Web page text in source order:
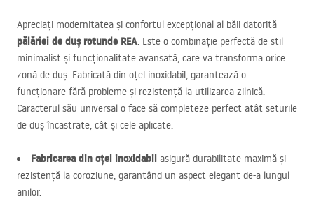
Apreciați modernitatea și confortul excepțional al băii datorită
pălăriei de duș rotunde REA. Este o combinație perfectă de stil
minimalist și funcționalitate avansată, care va transforma orice
zonă de duș. Fabricată din oțel inoxidabil, garantează o
funcționare fără probleme și rezistență la utilizarea zilnică.
Caracterul său universal o face să completeze perfect atât seturile
de duș încastrate, cât și cele aplicate.
Fabricarea din oțel inoxidabil asigură durabilitate maximă și
rezistență la coroziune, garantând un aspect elegant de-a lungul
anilor.